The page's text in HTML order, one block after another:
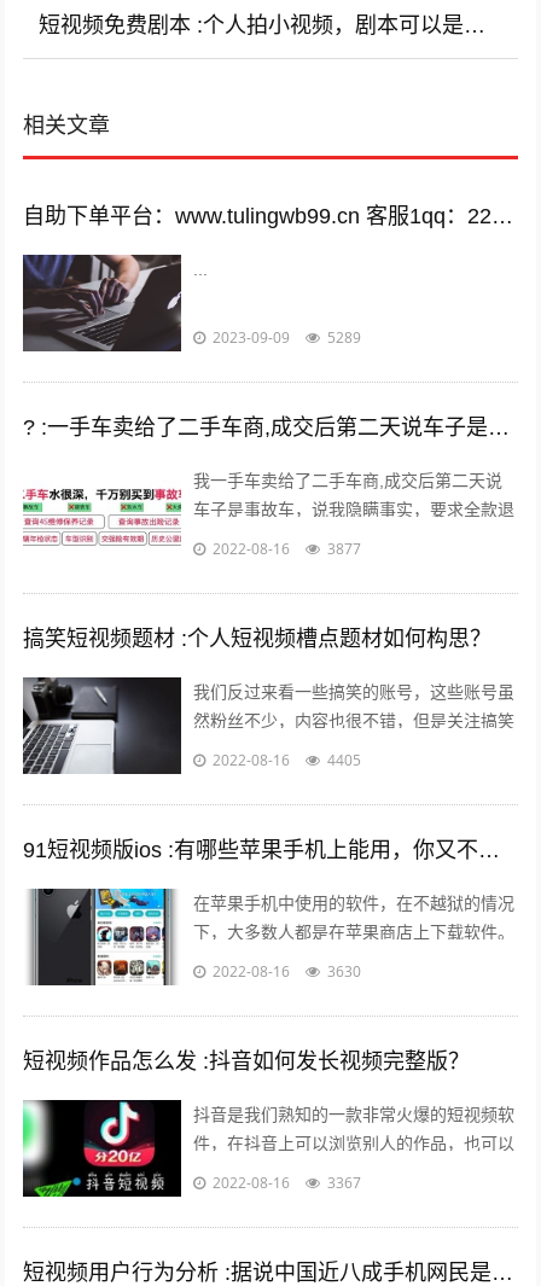
短视频免费剧本 :个人拍小视频，剧本可以是网上的段子吗？侵不侵权？
相关文章
自助下单平台：www.tulingwb99.cn 客服1qq：2221028208 客服2qq：2221028208
2023-09-09 5289
? :一手车卖给了二手车商,成交后第二天说车子是事故车，说隐瞒事实？
我一手车卖给了二手车商,成交后第二天说
车子是事故车，说我隐瞒事实，要求全款退
车，我该怎么办？ 报警处理。二手车行在
2022-08-16 3877
搞笑短视频题材 :个人短视频槽点题材如何构思？
我们反过来看一些搞笑的账号，这些账号虽
然粉丝不少，内容也很不错，但是关注搞笑
账号的用户，大多数都是为了开心的，所以
2022-08-16 4405
91短视频版ios :有哪些苹果手机上能用，你又不愿意让人知道的好用的app呢？
在苹果手机中使用的软件，在不越狱的情况
下，大多数人都是在苹果商店上下载软件。
但是还有其他的方法可以让你的手机中安装
2022-08-16 3630
短视频作品怎么发 :抖音如何发长视频完整版？
抖音是我们熟知的一款非常火爆的短视频软
件，在抖音上可以浏览别人的作品，也可以
发布自己的作品，那么自己发布作品的时候
2022-08-16 3367
短视频用户行为分析 :据说中国近八成手机网民是短视频用户，侵权问题如何解决？